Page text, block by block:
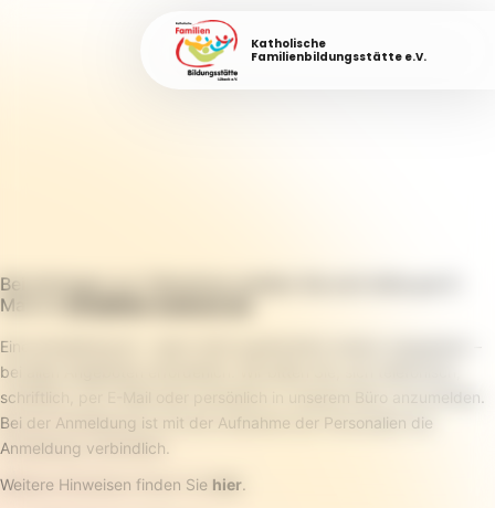
Katholische
Familienbildungsstätte e.V.
Bei Anfragen zur Teilnahme melden Sie sich bitte per E-
Mail an
Eine Anmeldung ist – wenn nicht ausdrücklich anders angegeben –
bei allen Angeboten erforderlich. Wir bitten Sie, sich telefonisch,
schriftlich, per E-Mail oder persönlich in unserem Büro anzumelden.
Bei der Anmeldung ist mit der Aufnahme der Personalien die
Anmeldung verbindlich.
Weitere Hinweisen finden Sie hier.